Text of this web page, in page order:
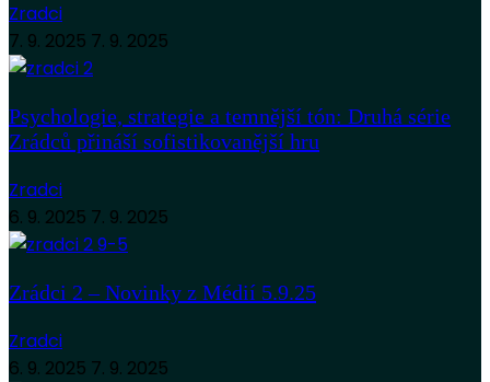
Zradci
7. 9. 2025 7. 9. 2025
Psychologie, strategie a temnější tón: Druhá série
Zrádců přináší sofistikovanější hru
Zradci
6. 9. 2025 7. 9. 2025
Zrádci 2 – Novinky z Médií 5.9.25
Zradci
6. 9. 2025 7. 9. 2025